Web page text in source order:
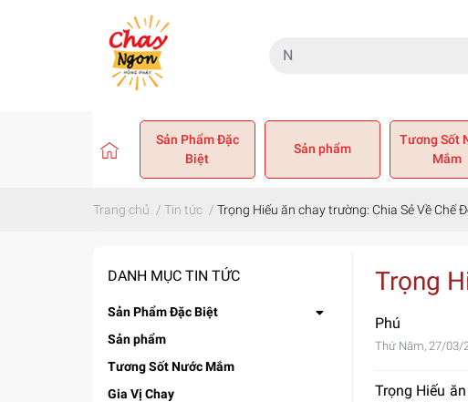
Sản Phẩm Đặc
Biệt
Sản phẩm
Tương Sốt
Mắm
Trang chủ / Tin tức / Trọng Hiếu ăn chay trường: Chia Sẻ Về Chế
DANH MỤC TIN TỨC
Sản Phẩm Đặc Biệt
Sản phẩm
Tương Sốt Nước Mắm
Gia Vị Chay
Trọng
Phú
Thứ Năm, 27/03/
Trọng Hiếu